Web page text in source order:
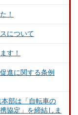
！
について
す！
進に関する条例
部は「自転車の
協定」を締結しま